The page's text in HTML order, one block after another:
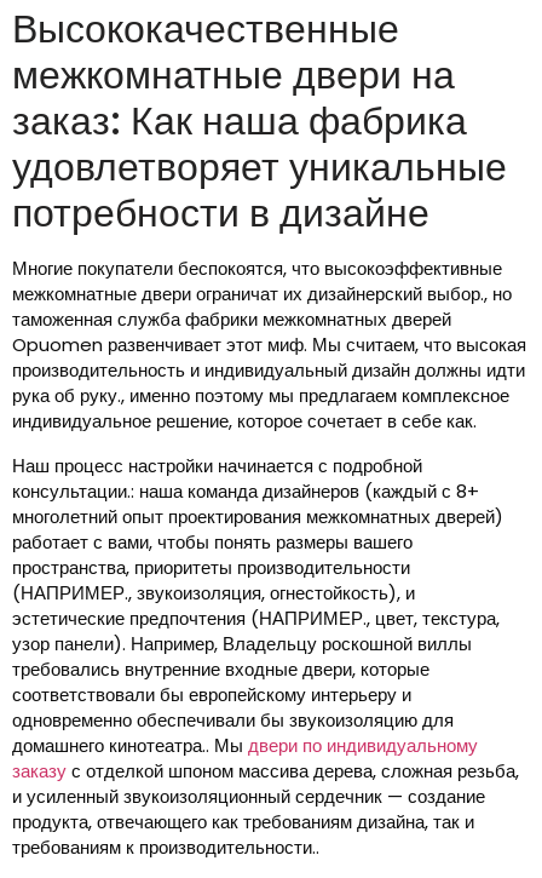
Высококачественные
межкомнатные двери на
заказ: Как наша фабрика
удовлетворяет уникальные
потребности в дизайне
Многие покупатели беспокоятся, что высокоэффективные
межкомнатные двери ограничат их дизайнерский выбор., но
таможенная служба фабрики межкомнатных дверей
Opuomen развенчивает этот миф. Мы считаем, что высокая
производительность и индивидуальный дизайн должны идти
рука об руку., именно поэтому мы предлагаем комплексное
индивидуальное решение, которое сочетает в себе как.
Наш процесс настройки начинается с подробной
консультации.: наша команда дизайнеров (каждый с 8+
многолетний опыт проектирования межкомнатных дверей)
работает с вами, чтобы понять размеры вашего
пространства, приоритеты производительности
(НАПРИМЕР., звукоизоляция, огнестойкость), и
эстетические предпочтения (НАПРИМЕР., цвет, текстура,
узор панели). Например, Владельцу роскошной виллы
требовались внутренние входные двери, которые
соответствовали бы европейскому интерьеру и
одновременно обеспечивали бы звукоизоляцию для
домашнего кинотеатра.. Мы двери по индивидуальному
заказус отделкой шпоном массива дерева, сложная резьба,
и усиленный звукоизоляционный сердечник — создание
продукта, отвечающего как требованиям дизайна, так и
требованиям к производительности..